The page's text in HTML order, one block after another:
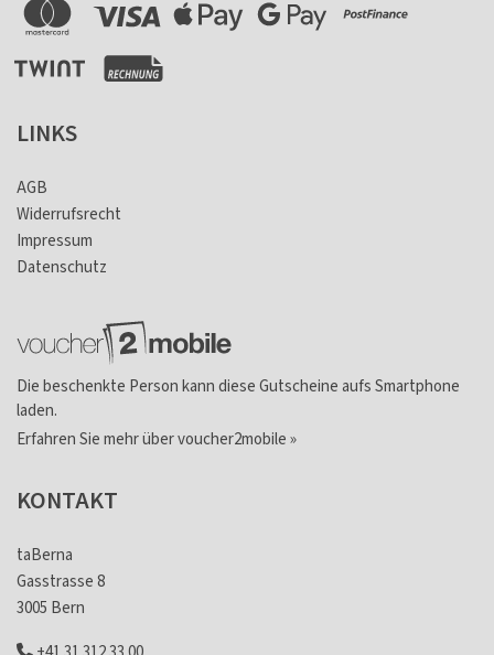
LINKS
AGB
Widerrufsrecht
Impressum
Datenschutz
Die beschenkte Person kann diese Gutscheine aufs Smartphone
laden.
Erfahren Sie mehr über voucher2mobile »
KONTAKT
taBerna
Gasstrasse 8
3005 Bern